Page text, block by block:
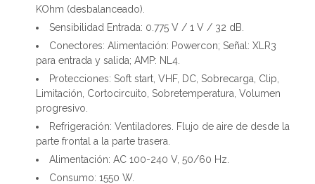
KOhm (desbalanceado).
Sensibilidad Entrada: 0.775 V / 1 V / 32 dB.
Conectores: Alimentación: Powercon; Señal: XLR3
para entrada y salida; AMP: NL4.
Protecciones: Soft start, VHF, DC, Sobrecarga, Clip,
Limitación, Cortocircuito, Sobretemperatura, Volumen
progresivo.
Refrigeración: Ventiladores. Flujo de aire de desde la
parte frontal a la parte trasera.
Alimentación: AC 100-240 V, 50/60 Hz.
Consumo: 1550 W.